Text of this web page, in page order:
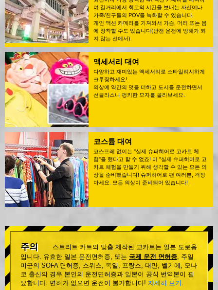
여 길거리에서 최고의 시간을 보내는 자신이나
가족/친구들의 POV를 녹화할 수 있습니다.
개인 액션 카메라를 가져와서 가슴, 머리 또는 몸
에 장착할 수도 있습니다(안전 운전에 방해가 되
지 않는 선에서).
액세서리 대여
다양하고 재미있는 액세서리로 스타일리시하게
크루징하세요!
의상에 약간의 멋을 더하고 도시를 운전하면서
선글라스나 펑키한 모자를 골라보세요.
코스튬 대여
코스프레 없이는 "실제 슈퍼히어로 고카트 체
험"을 했다고 할 수 없죠! 이 "실제 슈퍼히어로 고
카트 체험을 만들기 위해 생각할 수 있는 모든 의
상을 준비했습니다! 슈퍼히어로 팬 여러분, 걱정
마세요. 모든 의상이 준비되어 있습니다!
주의
스트리트 카트의 맞춤 제작된 고카트는 일본 도로용
입니다. 유효한 일본 운전면허증, 또는 국제 운전 면허증, 주일
미군의 SOFA 면허증, 스위스, 독일, 프랑스, 대만, 벨기에, 모나
코 출신의 경우 본인의 운전면허증과 일본어 공식 번역본이 필
요합니다. 면허가 없으면 운전이 불가합니다! 자세히 보기 .